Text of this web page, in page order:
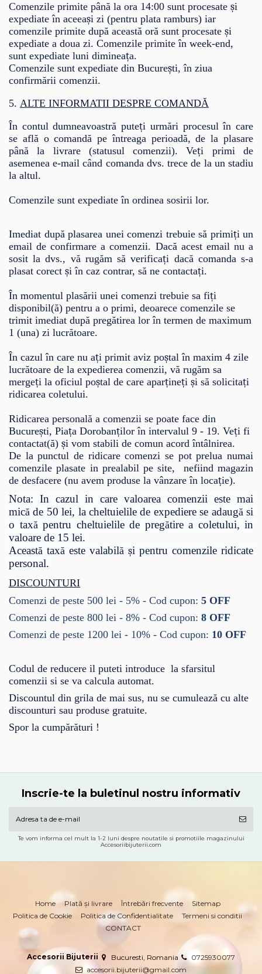
Comenzile primite până la ora 14:00 sunt procesate și
expediate în aceeași zi (pentru plata ramburs) iar
comenzile primite după această oră sunt procesate și
expediate a doua zi. Comenzile primiteîn week-end,
sunt expediate luni dimineața.
Comenzile sunt expediate din București,în ziua
confirmării comenzii.
5. ALTE INFORMATII DESPRE COMANDĂ
În contul dumneavoastră puteți urmări procesulîn care
se aflăo comandă peîntreaga perioadă, de la plasare
până la livrare (statusul comenzii). Veți primi de
asemenea e-mail când comanda dvs. trece de la un stadiu
la altul.
Comenzile sunt expediate în ordinea sosirii lor.
Imediat după plasarea unei comenzi trebuie să primiți un
email de confirmare a comenzii. Dacăacest email nu a
sosit la dvs., vărugăm să verificați dacăcomanda s-a
plasat corect șiîn caz contrar, să ne contactați.
În momentul plasării unei comenzi trebuie sa fiți
disponibil(ă) pentru a o primi, deoarece comenzile se
trimit imediat după pregătirea lorîn termen de maximum
1 (una) zi lucrătoare.
În cazul în care nu ați primit aviz poștalîn maxim 4 zile
lucrătoare de la expedierea comenzii, vă rugăm sa
mergeți la oficiul poștal de care aparțineți și să solicitați
ridicarea coletului.
Ridicarea personală a comenzii se poate face din
București, Piața Dorobanțilorîn intervalul 9 - 19. Veți fi
contactat(ă) și vom stabili de comun acord întâlnirea.
De la punctul de ridicare comenzi se pot prelua numai
comenzile plasate in prealabil pe site, nefiind magazin
de desfacere (nu avem produse la vânzareîn locație).
Nota: In cazul in care valoarea comenzii este mai
mică de 50 lei, la cheltuielile de expediere se adaugă si
o taxă pentru cheltuielile de pregătire a coletului, in
valoare de 15 lei.
Această taxă este valabilă și pentru comenzile ridicate
personal.
DISCOUNTURI
Comenzi de peste 500 lei - 5% - Cod cupon: 5 OFF
Comenzi de peste 800 lei - 8% - Cod cupon: 8 OFF
Comenzi de peste 1200 lei - 10% - Cod cupon: 10 OFF
Codul de reducere il puteti introduce la sfarsitul
comenzii si se va calcula automat.
Discountul din grila de mai sus, nu se cumulează cu alte
discounturi sau produse gratuite.
Spor la cumpărături !
Inscrie-te la buletinul nostru informativ
Te vom informa cel mult la 1-2 luni despre noutatile si promotiile magazinului
Accesoriibijuterii.com
Home Plată și livrare Întrebări frecvente
Sitemap
Politica de Cookie
Politica de Confidentialitate
Termeni si conditii
CONTACT
Accesorii Bijuterii Bucuresti, Romania
0725930077
accesorii.bijuterii@gmail.com